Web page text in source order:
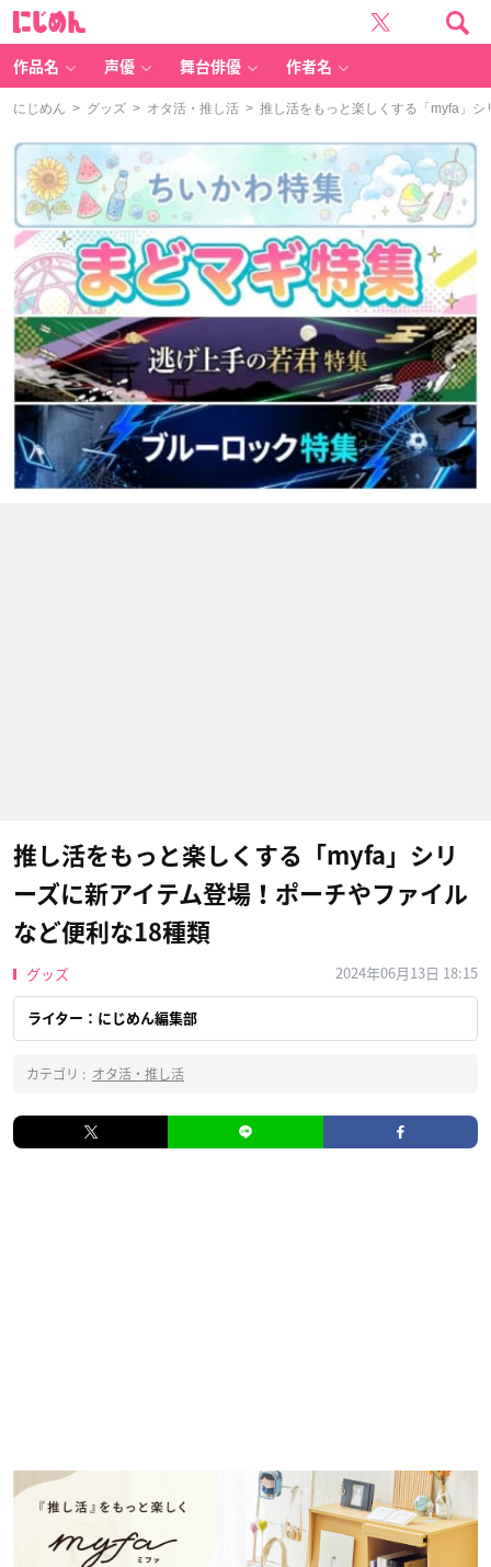
作品名 声優 舞台俳優 作者名
にじめん > グッズ > オタ活・推し活 > 推し活をもっと楽しくする「myfa」
推し活をもっと楽しくする「myfa」シリ
ーズに新アイテム登場！ポーチやファイル
など便利な18種類
グッズ 2024年06月13日 18:15
ライター：にじめん編集部
カテゴリ : オタ活・推し活